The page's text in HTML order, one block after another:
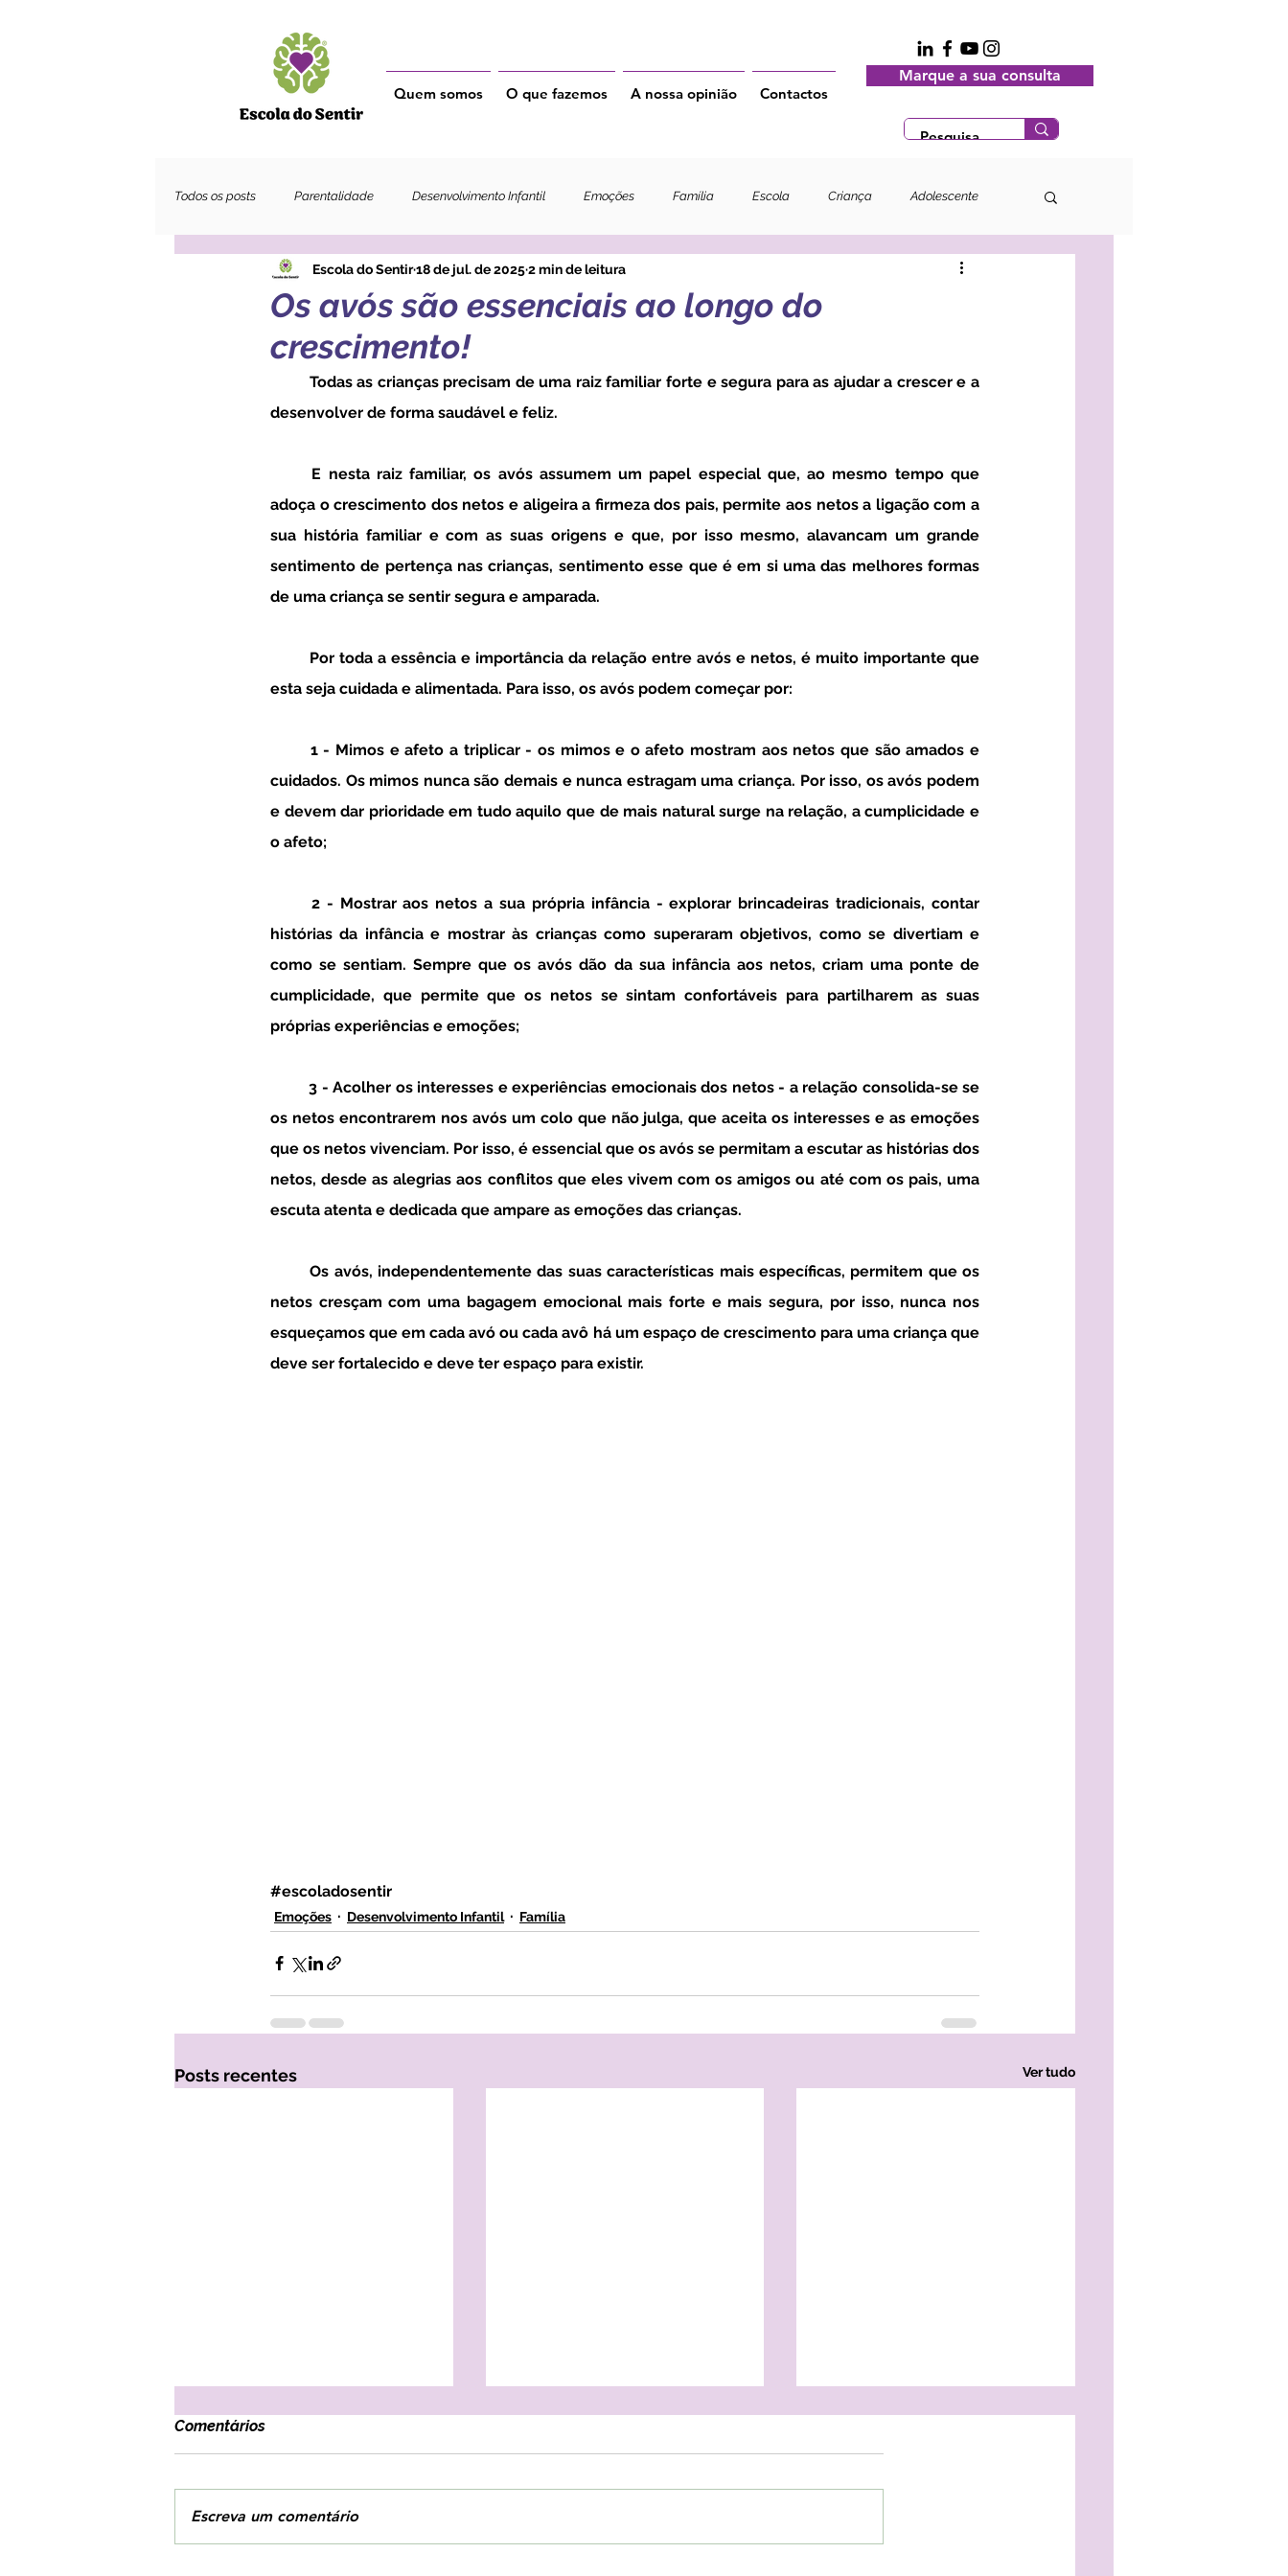
Quem somos O que fazemos A nossa opinião Contactos
Marque a sua consulta
Todos os posts Parentalidade Desenvolvimento Infantil Emoções Família Escola Criança Adolescente
Os avós são essenciais ao longo do
crescimento!
Escola do Sentir18 de jul. de 20252 min de leitura
desenvolver de forma saudável e feliz.
adoça o crescimento dos netos e aligeira a firmeza dos pais, permite aos netos a ligação com a
sua história familiar e com as suas origens e que, por isso mesmo, alavancam um grande
sentimento de pertença nas crianças, sentimento esse que é em si uma das melhores formas
de uma criança se sentir segura e amparada.
esta seja cuidada e alimentada. Para isso, os avós podem começar por:
cuidados. Os mimos nunca são demais e nunca estragam uma criança. Por isso, os avós podem
e devem dar prioridade em tudo aquilo que de mais natural surge na relação, a cumplicidade e
o afeto;
histórias da infância e mostrar às crianças como superaram objetivos, como se divertiam e
como se sentiam. Sempre que os avós dão da sua infância aos netos, criam uma ponte de
cumplicidade, que permite que os netos se sintam confortáveis para partilharem as suas
próprias experiências e emoções;
	3 - Acolher os interesses e experiências emocionais dos netos - a relação consolida-se se
os netos encontrarem nos avós um colo que não julga, que aceita os interesses e as emoções
que os netos vivenciam. Por isso, é essencial que os avós se permitam a escutar as histórias dos
netos, desde as alegrias aos conflitos que eles vivem com os amigos ou até com os pais, uma
escuta atenta e dedicada que ampare as emoções das crianças.
	Os avós, independentemente das suas características mais específicas, permitem que os
netos cresçam com uma bagagem emocional mais forte e mais segura, por isso, nunca nos
esqueçamos que em cada avó ou cada avô há um espaço de crescimento para uma criança que
deve ser fortalecido e deve ter espaço para existir.
#escoladosentir
Emoções Desenvolvimento Infantil Família
Posts recentes Ver tudo
Comentários
Escreva um comentário